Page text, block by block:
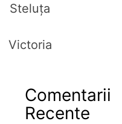
Steluța
Victoria
Comentarii
Recente